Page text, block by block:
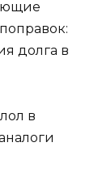
долга в
в